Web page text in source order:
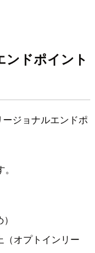
ンドポイント
ジョナルエンドポ
オプトインリー